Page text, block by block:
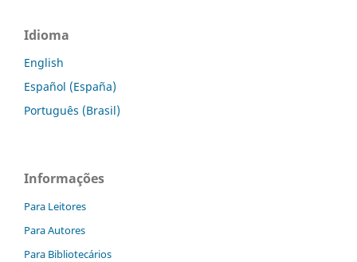
Idioma
English
Español (España)
Português (Brasil)
Informações
Para Leitores
Para Autores
Para Bibliotecários